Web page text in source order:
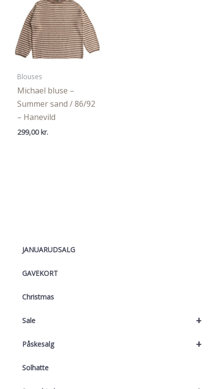
JANUARUDSALG
GAVEKORT
Christmas
+
Sale
+
Påskesalg
Solhatte
Blouses
Michael bluse –
Summer sand / 86/92
– Hanevild
299,00kr.